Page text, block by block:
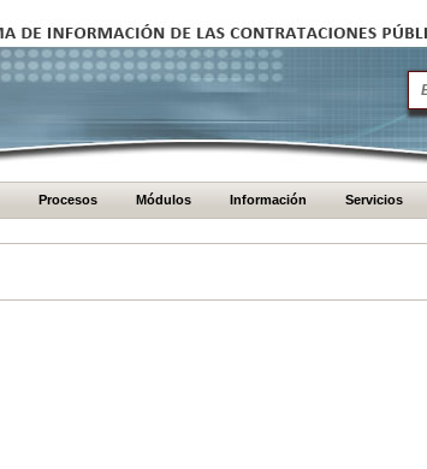
Procesos Módulos Información Servicios